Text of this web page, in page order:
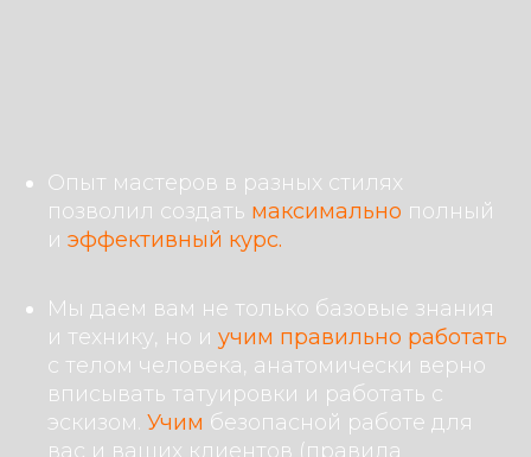
Опыт мастеров в разных стилях
позволил создать максимально полный
и эффективный курс.
Мы даем вам не только базовые знания
и технику, но и учим правильно работать
с телом человека, анатомически верно
вписывать татуировки и работать с
эскизом. Учим безопасной работе для
вас и ваших клиентов (правила